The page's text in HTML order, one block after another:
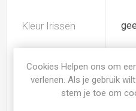
Kleur Irissen
Iris type
Cookies Helpen ons om
verlenen. Als je gebruik
stem je toe om